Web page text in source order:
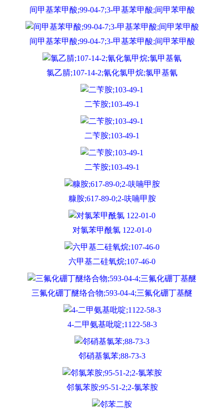
间甲基苯甲酸;99-04-7;3-甲基苯甲酸;间甲苯甲酸
间甲基苯甲酸;99-04-7;3-甲基苯甲酸;间甲苯甲酸
氯乙腈;107-14-2;氰化氯甲烷;氯甲基氰
二苄胺;103-49-1
二苄胺;103-49-1
二苄胺;103-49-1
糠胺;617-89-0;2-呋喃甲胺
对氯苯甲酰氯 122-01-0
六甲基二硅氧烷;107-46-0
三氟化硼丁醚络合物;593-04-4;三氟化硼丁基醚
4-二甲氨基吡啶;1122-58-3
邻硝基氯苯;88-73-3
邻氯苯胺;95-51-2;2-氯苯胺